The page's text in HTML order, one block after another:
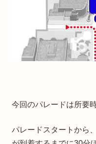
今回のパレードは所要
パレードスタートから